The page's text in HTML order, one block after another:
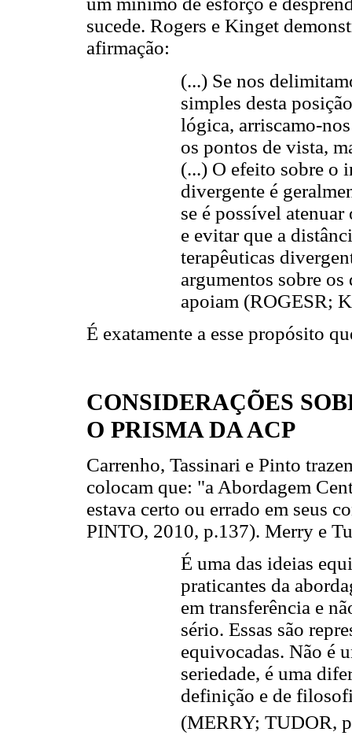
sucede. Rogers e Kinget
afirmação:
(...) Se nos
simples desta
lógica, arriscamo-
os pontos de vista,
(...) O efeito sobre o
divergente é
se é possível
e evitar que a
terapêuticas
argumentos sobre os
apoiam (ROGESR;
É exatamente a esse propósito
CONSIDERAÇÕES
O PRISMA DA ACP
Carrenho, Tassinari e Pinto
colocam que: "a Abordagem
estava certo ou errado em seus
PINTO, 2010, p.137). Merry e
É uma das ideias
praticantes da
em transferência e
sério. Essas são
equivocadas. Não é
seriedade, é uma
definição e de
(MERRY; TUDOR,